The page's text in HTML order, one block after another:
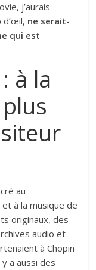
j’aurais
d’œil, ne serait-
qui est
à la
au
à la musique de
originaux, des
audio et
à Chopin
a aussi des